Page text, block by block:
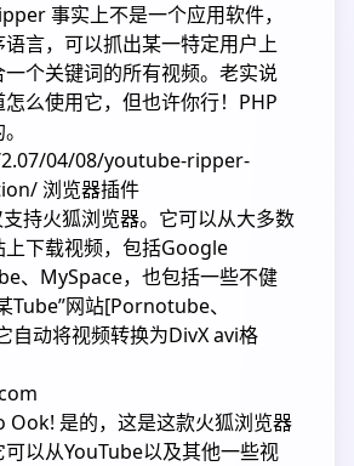
事实上不是一个应用软件，
言，可以抓出某一特定用户上
个关键词的所有视频。老实说
么使用它，但也许你行！PHP
04/08/youtube-ripper-
浏览器插件
持火狐浏览器。它可以从大多数
上下载视频，包括Google
、MySpace，也包括一些不健
Tube”网站[Pornotube、
自动将视频转换为DivX avi格
Ook! 是的，这是这款火狐浏览器
以从YouTube以及其他一些视